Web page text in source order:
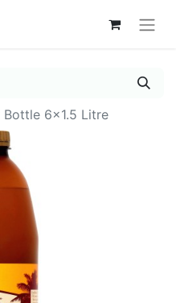
Bottle 6x1.5 Litre